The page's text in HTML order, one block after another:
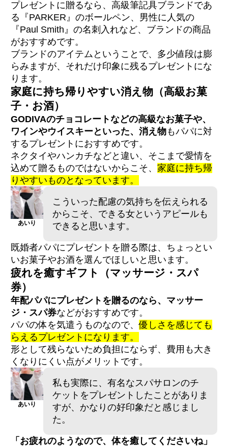
プレゼントに贈るなら、高級筆記具ブランドであ
る『PARKER』のボールペン、男性に人気の
『Paul Smith』の名刺入れなど、ブランドの商品
がおすすめです。
ブランドのアイテムということで、多少値段は膨
らみますが、それだけ印象に残るプレゼントにな
ります。
家庭に持ち帰りやすい消え物（高級お菓
子・お酒）
GODIVAのチョコレートなどの高級なお菓子や、
ワインやウイスキーといった、消え物もパパに対
するプレゼントにおすすめです。
ネクタイやハンカチなどと違い、そこまで愛情を
込めて贈るものではないからこそ、 家庭に持ち帰
りやすいものとなっています。
あいり
こういった配慮の気持ちを伝えられる
からこそ、できる女というアピールも
できると思います。
既婚者パパにプレゼントを贈る際は、ちょっとい
いお菓子やお酒を選んでほしいと思います。
疲れを癒すギフト（マッサージ・スパ
券）
年配パパにプレゼントを贈るのなら、マッサー
ジ・スパ券などがおすすめです。
パパの体を気遣うものなので、優しさを感じても
らえるプレゼントになります。
形として残らないため負担にならず、費用も大き
くなりにくい点がメリットです。
あいり
私も実際に、有名なスパサロンのチ
ケットをプレゼントしたことがありま
すが、かなりの好印象だと感じまし
た。
「お疲れのようなので、体を癒してくださいね」